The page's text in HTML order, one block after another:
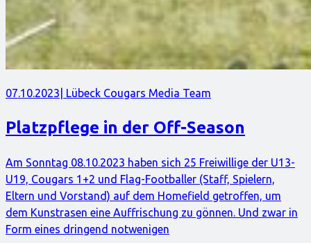
07.10.2023 | Lübeck Cougars Media Team
Platzpflege in der Off-Season
Am Sonntag 08.10.2023 haben sich 25 Freiwillige der U13-
U19, Cougars 1+2 und Flag-Footballer (Staff, Spielern,
Eltern und Vorstand) auf dem Homefield getroffen, um
dem Kunstrasen eine Auffrischung zu gönnen. Und zwar in
Form eines dringend notwenigen